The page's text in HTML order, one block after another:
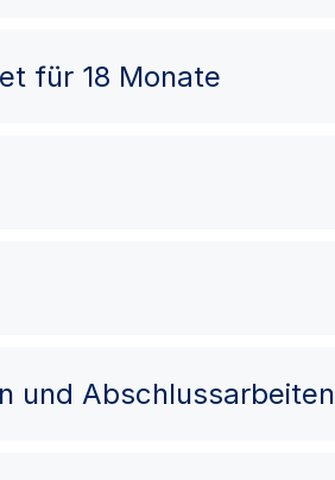
für 18 Monate
und Abschlussarbeiten